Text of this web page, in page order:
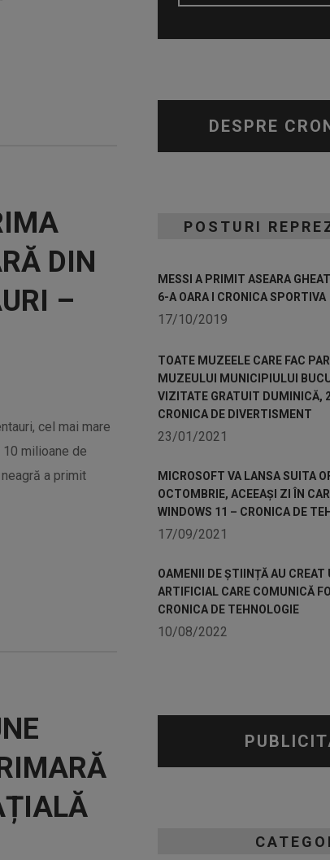
DIN
–
cel mai mare
milioane de
a primit
DESPRE
POSTURI
MESSI A PRIMIT ASEARA
6-A OARA I CRONICA SPORTIVA
17/10/2019
TOATE MUZEELE CARE FAC
MUZEULUI MUNICIPIULUI
VIZITATE GRATUIT DUMINICĂ,
CRONICA DE DIVERTISMENT
23/01/2021
MICROSOFT VA LANSA SUITA
OCTOMBRIE, ACEEAȘI ZI ÎN
WINDOWS 11 – CRONICA DE
17/09/2021
OAMENII DE ȘTIINȚĂ AU CREAT
ARTIFICIAL CARE COMUNICĂ
CRONICA DE TEHNOLOGIE
10/08/2022